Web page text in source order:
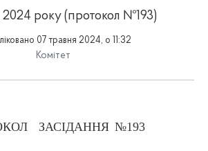
2024 року (протокол №193)
07 травня 2024, о 11:32
Комітет
ЗАСІДАННЯ №193